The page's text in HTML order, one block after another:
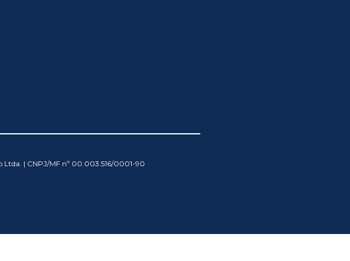
Ltda. | CNPJ/MF nº 00.003.516/0001-90